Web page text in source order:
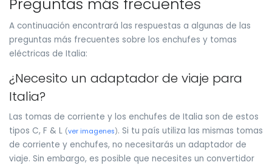
Preguntas más frecuentes
A continuación encontrará las respuestas a algunas de las
preguntas más frecuentes sobre los enchufes y tomas
eléctricas de Italia:
¿Necesito un adaptador de viaje para
Italia?
Las tomas de corriente y los enchufes de Italia son de estos
tipos C, F & L (ver imagenes). Si tu país utiliza las mismas tomas
de corriente y enchufes, no necesitarás un adaptador de
viaje. Sin embargo, es posible que necesites un convertidor